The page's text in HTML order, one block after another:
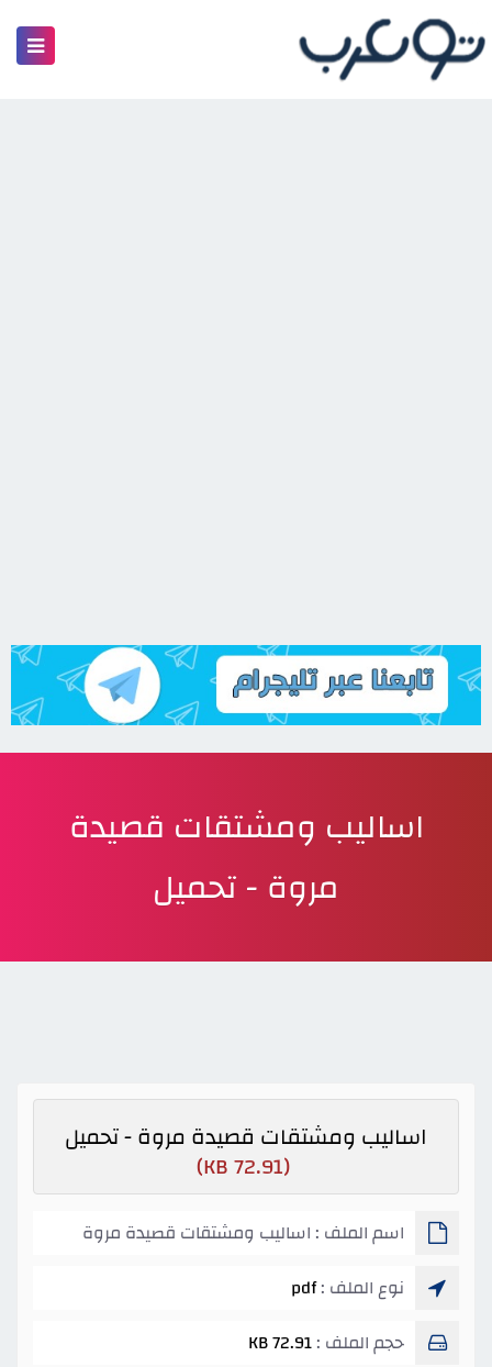
اساليب ومشتقات قصيدة
مروة - تحميل
اساليب ومشتقات قصيدة مروة - تحميل
(72.91 KB)
اسم الملف : اساليب ومشتقات قصيدة مروة
نوع الملف :pdf
حجم الملف :72.91 KB